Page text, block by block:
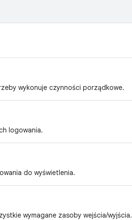
wykonuje czynności porządkowe.
logowania.
do wyświetlenia.
wymagane zasoby wejścia/wyjścia.